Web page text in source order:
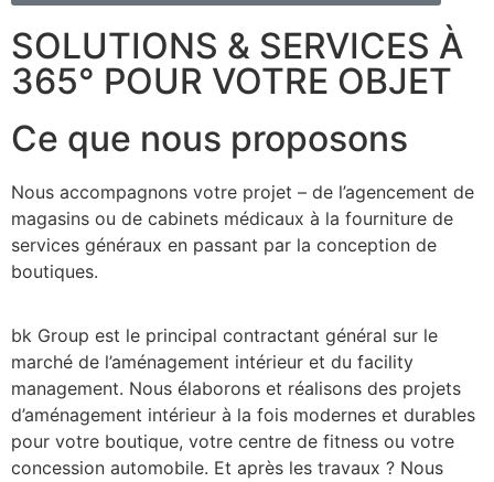
SOLUTIONS & SERVICES À
365° POUR VOTRE OBJET
Ce que nous proposons
Nous accompagnons votre projet – de l’agencement de
magasins ou de cabinets médicaux à la fourniture de
services généraux en passant par la conception de
boutiques.
bk Group est le principal contractant général sur le
marché de l’aménagement intérieur et du facility
management. Nous élaborons et réalisons des projets
d’aménagement intérieur à la fois modernes et durables
pour votre boutique, votre centre de fitness ou votre
concession automobile. Et après les travaux ? Nous